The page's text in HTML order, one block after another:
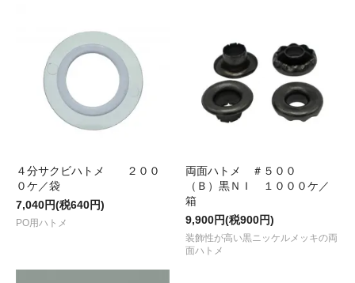
４分サクビハトメ ２００
０ケ／袋
7,040円(税640円)
PO用ハトメ
両面ハトメ ＃５００
（Ｂ）黒ＮＩ １０００ケ／
箱
9,900円(税900円)
装飾性が高い黒ニッケルメッキの両
面ハトメ